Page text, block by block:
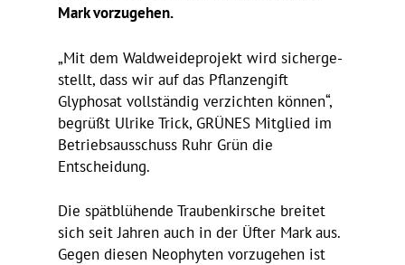
Mark vorzugehen.
„Mit dem Wald­wei­de­pro­jekt wird sicher­ge­
stellt, dass wir auf das Pflan­zen­gift
Glyphosat voll­ständig verzichten können“,
begrüßt Ulrike Trick, GRÜNES Mitglied im
Betriebs­aus­schuss Ruhr Grün die
Entscheidung.
Die spät­blü­hende Trau­ben­kir­sche breitet
sich seit Jahren auch in der Üfter Mark aus.
Gegen diesen Neophyten vorzu­gehen ist